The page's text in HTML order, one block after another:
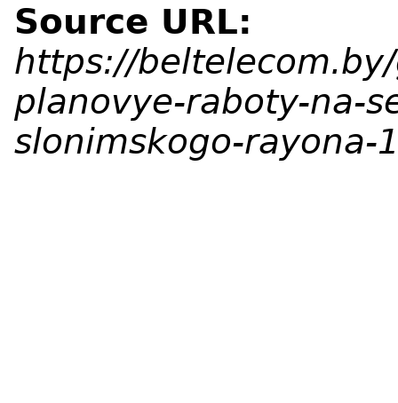
Source URL:
https://
planovye-raboty-na-
slonimskogo-rayona-